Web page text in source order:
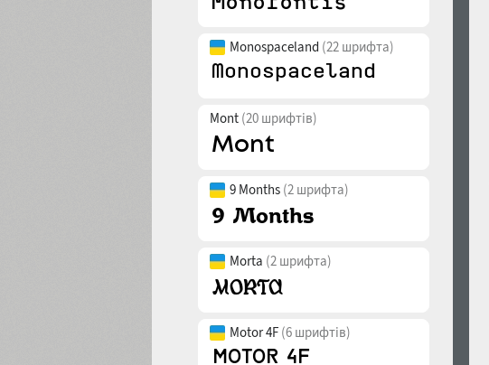
Monospaceland (22 шрифта)
Mont (20 шрифтів)
9 Months (2 шрифта)
Morta (2 шрифта)
Motor 4F (6 шрифтів)